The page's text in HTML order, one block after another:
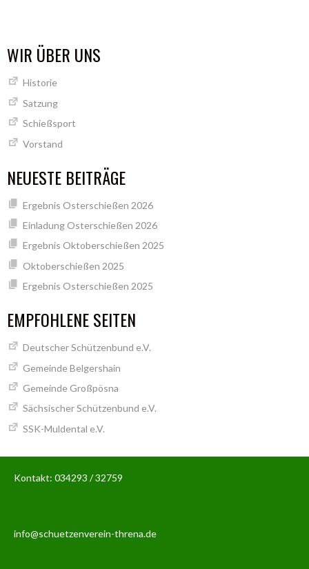
WIR ÜBER UNS
Historie
Satzung
Schießsport
Vorstand
NEUESTE BEITRÄGE
Ergebnis Osterschießen 2026
Einladung Osterschießen 2026
Ergebnis Oktoberschießen 2025
Oktoberschießen 2025
Ergebnis Osterschießen 2025
EMPFOHLENE SEITEN
Deutscher Schützenbund e.V.
Gemeinde Belgershain
Gemeinde Großpösna
Sächsischer Schützenbund e.V.
SSK-Muldental e.V.
Kontakt: 034293 / 32759
info@schuetzenverein-threna.de